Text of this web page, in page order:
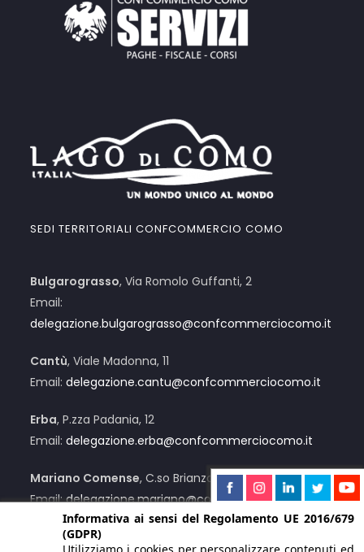
SEDI TERRITORIALI CONFCOMMERCIO COMO
Bulgarograsso, Via Romolo Guffanti, 2
Email:
delegazione.bulgarograsso@confcommerciocomo.it
Cantù, Viale Madonna, 11
Email:delegazione.cantu@confcommerciocomo.it
Erba, P.zza Padania, 12
Email:delegazione.erba@confcommerciocomo.it
Mariano Comense, C.so Brianza, 12/C
Email:delegazione.mariano@confcommerciocomo.it
Menaggio, Via Lusardi, 55
Informativa ai sensi del Regolamento UE 2016/679
(GDPR)